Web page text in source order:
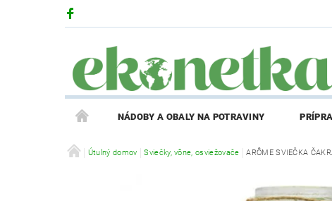
NÁDOBY A OBALY NA POTRAVINY
PRODUKTY V ZĽAVE PRÍBEH EKONETKY
Útulný domov Sviečky, vône, osviežovače ARÔME SVIEČKA